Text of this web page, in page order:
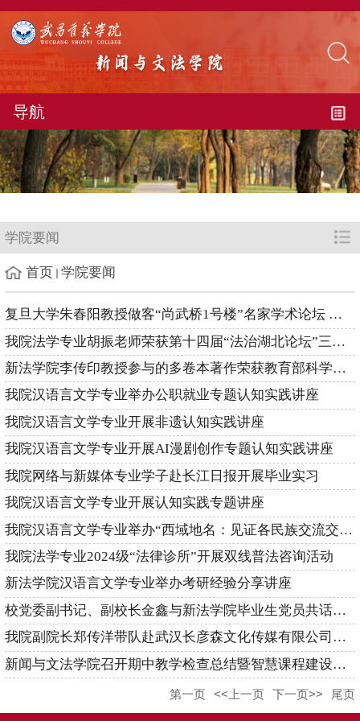
导航
学院要闻
首页 学院要闻
复旦大学朱春阳教授做客“尚武桥1号楼”名家学术论坛 畅谈智能时代主流媒体系统性变革
我院法学专业胡振老师荣获第十四届“法治湖北论坛”三等奖
新法学院李传印教授参与的多卷本著作荣获教育部科学研究优秀成果二等奖
我院汉语言文学专业举办公职就业专题认知实践讲座
我院汉语言文学专业开展非遗认知实践讲座
我院汉语言文学专业开展AI漫剧创作专题认知实践讲座
我院网络与新媒体专业学子赴长江日报开展毕业实习
我院汉语言文学专业开展认知实践专题讲座
我院汉语言文学专业举办“西域地名：见证各民族交流交往交融史”学术讲座
我院法学专业2024级“法律诊所”开展双线普法咨询活动
新法学院汉语言文学专业举办考研经验分享讲座
校党委副书记、副校长金鑫与新法学院毕业生党员共话使命担当
我院副院长郑传洋带队赴武汉长彦森文化传媒有限公司开展专项走访调研
新闻与文法学院召开期中教学检查总结暨智慧课程建设培训会
第一页 <<上一页 下一页>> 尾页